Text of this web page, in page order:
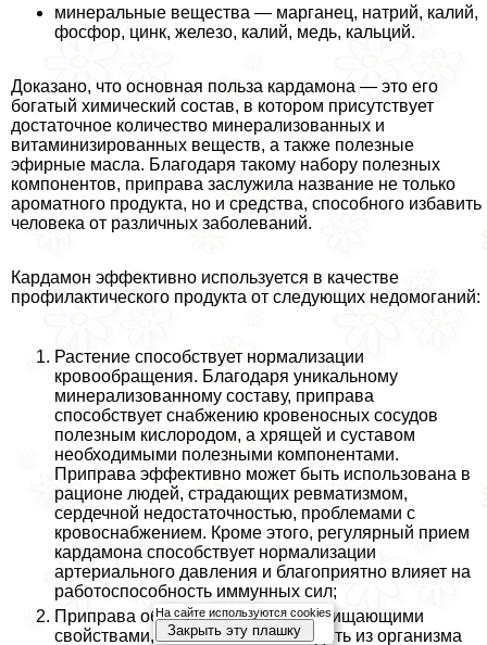
минеральные вещества — марганец, натрий, калий,
фосфор, цинк, железо, калий, медь, кальций.
Доказано, что основная польза кардамона — это его
богатый химический состав, в котором присутствует
достаточное количество минерализованных и
витаминизированных веществ, а также полезные
эфирные масла. Благодаря такому набору полезных
компонентов, приправа заслужила название не только
ароматного продукта, но и средства, способного избавить
человека от различных заболеваний.
Кардамон эффективно используется в качестве
профилактического продукта от следующих недомоганий:
Растение способствует нормализации
кровообращения. Благодаря уникальному
минерализованному составу, приправа
способствует снабжению кровеносных сосудов
полезным кислородом, а хрящей и суставом
необходимыми полезными компонентами.
Приправа эффективно может быть использована в
рационе людей, страдающих ревматизмом,
сердечной недостаточностью, проблемами с
кровоснабжением. Кроме этого, регулярный прием
кардамона способствует нормализации
артериального давления и благоприятно влияет на
работоспособность иммунных сил;
Приправа обладает отличными очищающими
свойствами, она способна выводить из организма
На сайте используются cookies
Закрыть эту плашку